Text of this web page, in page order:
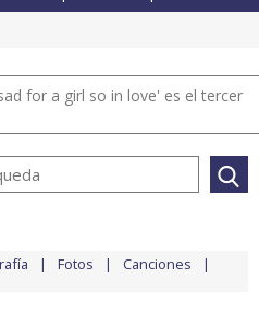
for a girl so in love' es el tercer
Fotos Canciones